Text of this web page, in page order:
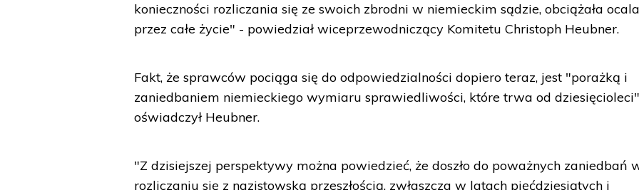
konieczności rozliczania się ze swoich zbrodni w niemieckim sądzie, obciążała
przez całe życie" - powiedział wiceprzewodniczący Komitetu Christoph Heubner.
Fakt, że sprawców pociąga się do odpowiedzialności dopiero teraz, jest "porażką i
zaniedbaniem niemieckiego wymiaru sprawiedliwości, które trwa od
oświadczył Heubner.
"Z dzisiejszej perspektywy można powiedzieć, że doszło do poważnych zaniedbań
rozliczaniu się z nazistowską przeszłością, zwłaszcza w latach pięćdziesiątych i